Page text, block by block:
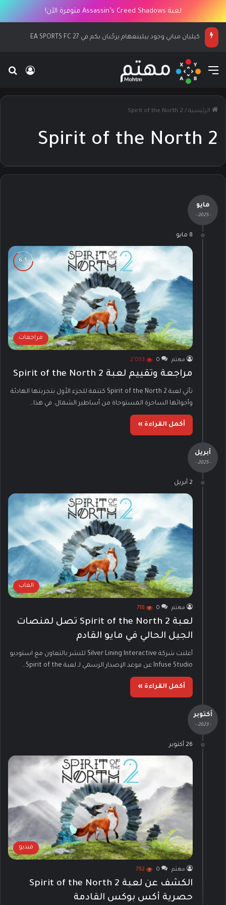
لعبة Assassin’s Creed Shadows متوفرة الآن!
كيليان مبابي وجود بيلينغهام يرحّبان بكم في EA SPORTS FC 27
القائمة
الرئيسية /
Spirit of the North 2
Spirit of the North 2
مايو
- 2025 -
8 مايو
مراجعات
مهتم 0 2٬053
مراجعة وتقييم لعبة Spirit of the North 2
تأتي لعبة Spirit of the North 2 كتتمة للجزء الأول بتجربتها الهادئة
وأجوائها الساحرة المستوحاة من أساطير الشمال. في هذا…
أكمل القراءة »
أبريل
- 2025 -
2 أبريل
العاب
مهتم 0
718
لعبة Spirit of the North 2 تصل لمنصات
الجيل الحالي في مايو القادم
أعلنت شركة Silver Lining Interactive للنشر بالتعاون مع استوديو
Infuse Studio عن موعد الإصدار الرسمي لـ لعبة Spirit of the…
أكمل القراءة »
أكتوبر
- 2023 -
26 أكتوبر
فيديو
مهتم 0
792
الكشف عن لعبة Spirit of the North 2
حصرية أكس بوكس القادمة